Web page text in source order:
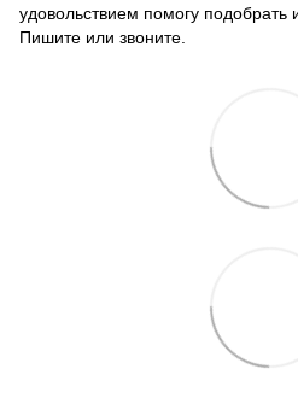
удовольствием помогу подобрать
Пишите или звоните.